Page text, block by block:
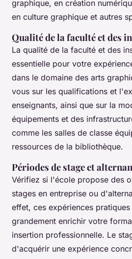
graphique, en création
en culture graphique et autres
Qualité de la faculté et des
La qualité de la faculté et des
essentielle pour votre
dans le domaine des arts
vous sur les qualifications et
enseignants, ainsi que sur la
équipements et des
comme les salles de classe
ressources de la bibliothèque.
Périodes de stage et
Vérifiez si l'école propose des
stages en entreprise ou
effet, ces expériences
grandement enrichir votre
insertion professionnelle. Le
d'acquérir une expérience